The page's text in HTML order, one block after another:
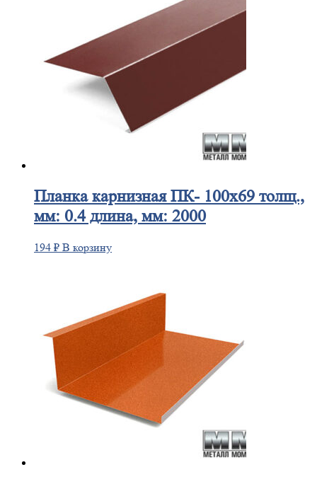
Планкакарнизная ПК- 100х69 толщ.,
мм: 0.4 длина, мм: 2000
194 ₽ В корзину